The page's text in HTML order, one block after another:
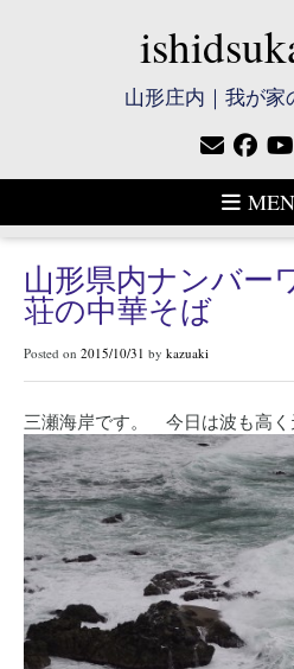
山形庄内｜我が家
山形県内ナンバー
荘の中華そば
Posted on 2015/10/31 by kazuaki
三瀬海岸です。 今日は波も高く